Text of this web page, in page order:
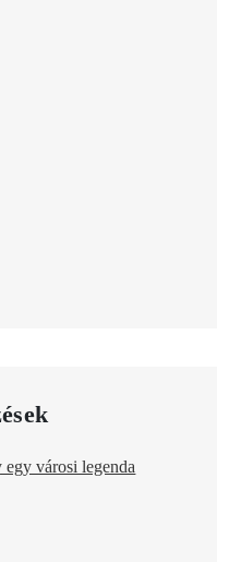
városi legenda